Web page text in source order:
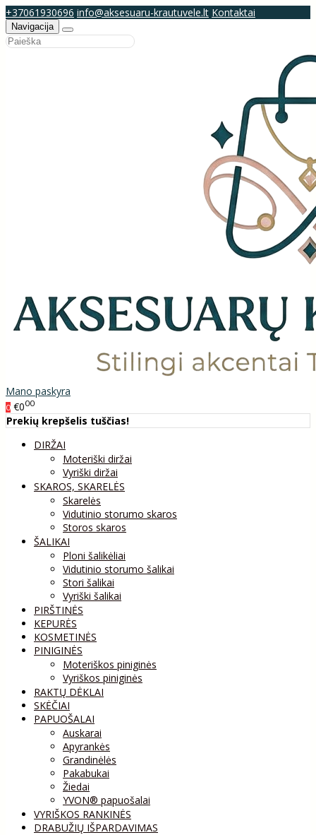
+37061930696 info@aksesuaru-krautuvele.lt Kontaktai
Navigacija
Mano paskyra
0 €000
Prekių krepšelis tuščias!
DIRŽAI
Moteriški diržai
Vyriški diržai
SKAROS, SKARELĖS
Skarelės
Vidutinio storumo skaros
Storos skaros
ŠALIKAI
Ploni šalikėliai
Vidutinio storumo šalikai
Stori šalikai
Vyriški šalikai
PIRŠTINĖS
KEPURĖS
KOSMETINĖS
PINIGINĖS
Moteriškos piniginės
Vyriškos piniginės
RAKTŲ DĖKLAI
SKĖČIAI
PAPUOŠALAI
Auskarai
Apyrankės
Grandinėlės
Pakabukai
Žiedai
YVON® papuošalai
VYRIŠKOS RANKINĖS
DRABUŽIŲ IŠPARDAVIMAS